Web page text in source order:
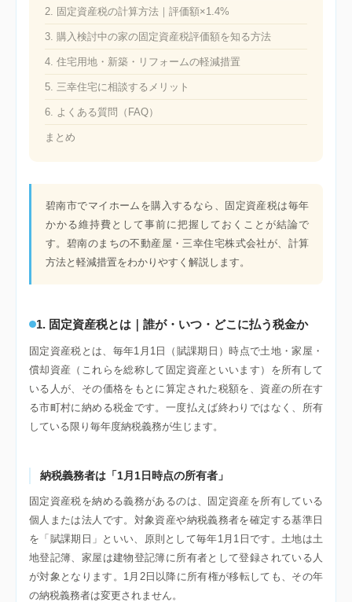
2. 固定資産税の計算方法｜評価額×1.4%
3. 購入検討中の家の固定資産税評価額を知る方法
4. 住宅用地・新築・リフォームの軽減措置
5. 三幸住宅に相談するメリット
6. よくある質問（FAQ）
まとめ
碧南市でマイホームを購入するなら、固定資産税は毎年
かかる維持費として事前に把握しておくことが結論で
す。碧南のまちの不動産屋・三幸住宅株式会社が、計算
方法と軽減措置をわかりやすく解説します。
1. 固定資産税とは｜誰が・いつ・どこに払う税金か
固定資産税とは、毎年1月1日（賦課期日）時点で土地・家屋・
償却資産（これらを総称して固定資産といいます）を所有して
いる人が、その価格をもとに算定された税額を、資産の所在す
る市町村に納める税金です。一度払えば終わりではなく、所有
している限り毎年度納税義務が生じます。
納税義務者は「1月1日時点の所有者」
固定資産税を納める義務があるのは、固定資産を所有している
個人または法人です。対象資産や納税義務者を確定する基準日
を「賦課期日」といい、原則として毎年1月1日です。土地は土
地登記簿、家屋は建物登記簿に所有者として登録されている人
が対象となります。1月2日以降に所有権が移転しても、その年
の納税義務者は変更されません。